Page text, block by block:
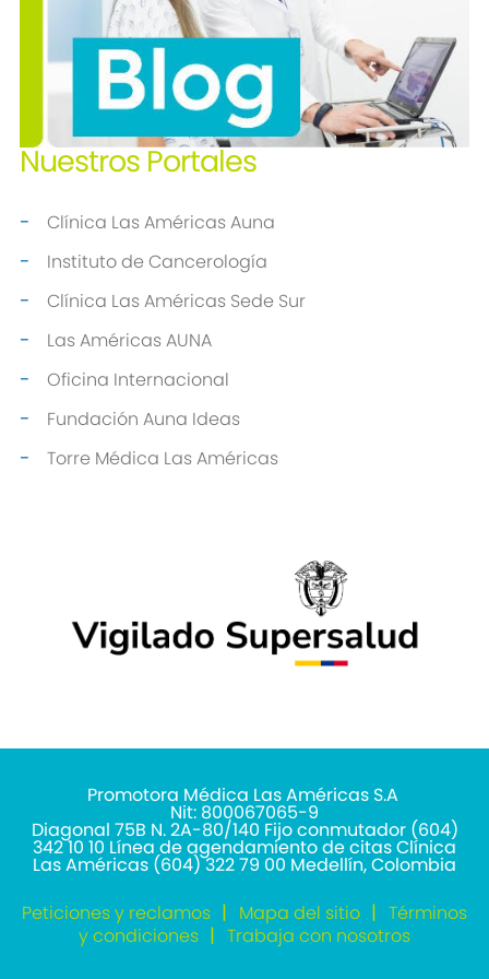
NuestrosPortales
Clínica Las Américas Auna
Instituto de Cancerología
Clínica Las Américas Sede Sur
Las Américas AUNA
Oficina Internacional
Fundación Auna Ideas
Torre Médica Las Américas
Promotora Médica Las Américas S.A
Nit: 800067065-9
Diagonal 75B N. 2A-80/140 Fijo conmutador (604)
342 10 10 Línea de agendamiento de citas Clínica
Las Américas (604) 322 79 00 Medellín, Colombia
Peticiones y reclamos
Mapa del sitio
Términos
y condiciones
Trabaja con nosotros